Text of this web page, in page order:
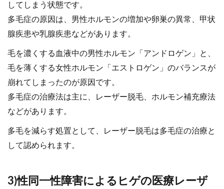
してしまう状態です。
多毛症の原因は、男性ホルモンの増加や卵巣の異常、甲状
腺疾患や乳腺疾患などがあります。
毛を濃くする血液中の男性ホルモン「アンドロゲン」と、
毛を薄くする女性ホルモン「エストロゲン」のバランスが
崩れてしまったのが原因です。
多毛症の治療法は主に、レーザー脱毛、ホルモン補充療法
などがあります。
多毛を減らす処置として、レーザー脱毛は多毛症の治療と
して認められます。
3)性同一性障害によるヒゲの医療レーザ